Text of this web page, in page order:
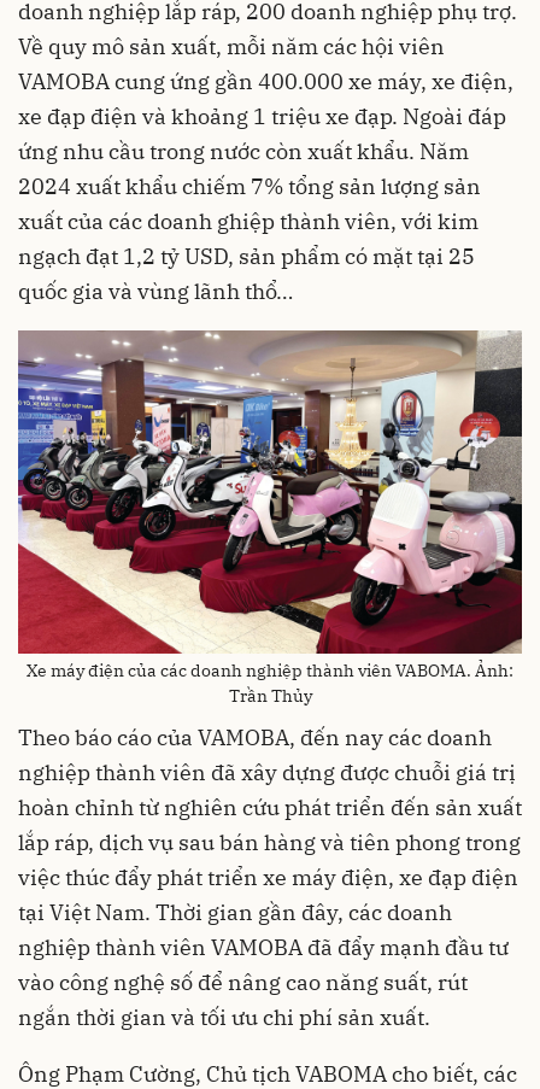
doanh nghiệp lắp ráp, 200 doanh nghiệp phụ trợ.
Về quy mô sản xuất, mỗi năm các hội viên
VAMOBA cung ứng gần 400.000 xe máy, xe điện,
xe đạp điện và khoảng 1 triệu xe đạp. Ngoài đáp
ứng nhu cầu trong nước còn xuất khẩu. Năm
2024 xuất khẩu chiếm 7% tổng sản lượng sản
xuất của các doanh ghiệp thành viên, với kim
ngạch đạt 1,2 tỷ USD, sản phẩm có mặt tại 25
quốc gia và vùng lãnh thổ…
Xe máy điện của các doanh nghiệp thành viên VABOMA. Ảnh:
Trần Thủy
Theo báo cáo của VAMOBA, đến nay các doanh
nghiệp thành viên đã xây dựng được chuỗi giá trị
hoàn chỉnh từ nghiên cứu phát triển đến sản xuất
lắp ráp, dịch vụ sau bán hàng và tiên phong trong
việc thúc đẩy phát triển xe máy điện, xe đạp điện
tại Việt Nam. Thời gian gần đây, các doanh
nghiệp thành viên VAMOBA đã đẩy mạnh đầu tư
vào công nghệ số để nâng cao năng suất, rút
ngắn thời gian và tối ưu chi phí sản xuất.
Ông Phạm Cường, Chủ tịch VABOMA cho biết, các